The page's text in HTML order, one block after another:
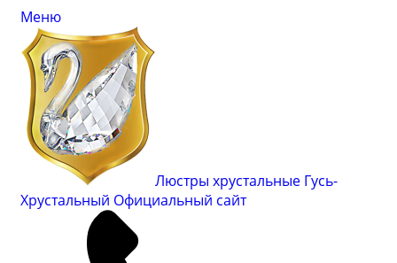
Меню
Люстры хрустальные Гусь-
Хрустальный Официальный сайт